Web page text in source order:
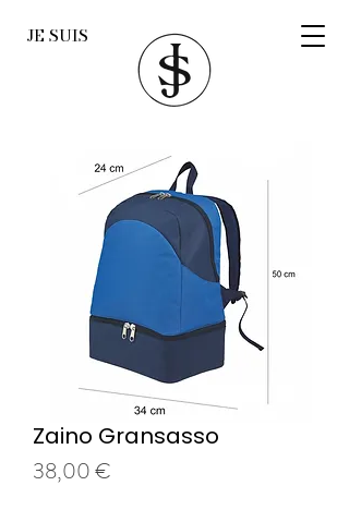
JE SUIS
Zaino Gransasso
38,00 €